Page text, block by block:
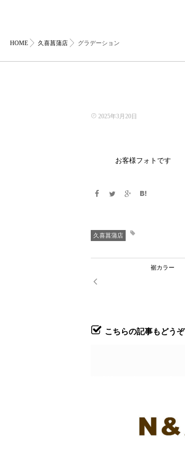
HOME 久喜菖蒲店 グラデーション
2025年3月20日
お客様フォトです
久喜菖蒲店
裾カラー
こちらの記事もどうぞ